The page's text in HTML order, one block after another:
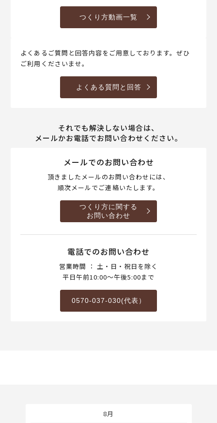
つくり方動画一覧
よくあるご質問と回答内容をご用意しております。ぜひ
ご利用くださいませ。
よくある質問と回答
それでも解決しない場合は、
メールかお電話でお問い合わせください。
メールでのお問い合わせ
頂きましたメールのお問い合わせには、
順次メールでご連絡いたします。
つくり方に関する
お問い合わせ
電話でのお問い合わせ
営業時間 ： 土・日・祝日を除く
平日午前10:00～午後5:00まで
0570-037-030(代表）
8月